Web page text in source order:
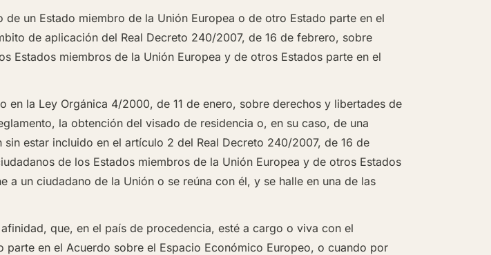
un Estado miembro de la Unión Europea o de otro Estado parte en el
de aplicación del Real Decreto 240/2007, de 16 de febrero, sobre
Estados miembros de la Unión Europea y de otros Estados parte en el
en la Ley Orgánica 4/2000, de 11 de enero, sobre derechos y libertades de
la obtención del visado de residencia o, en su caso, de una
estar incluido en el artículo 2 del Real Decreto 240/2007, de 16 de
de los Estados miembros de la Unión Europea y de otros Estados
un ciudadano de la Unión o se reúna con él, y se halle en una de las
que, en el país de procedencia, esté a cargo o viva con el
en el Acuerdo sobre el Espacio Económico Europeo, o cuando por